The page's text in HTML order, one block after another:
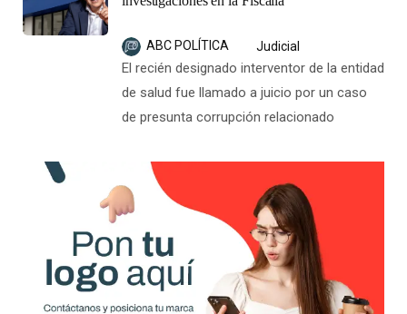
ABC POLÍTICA Judicial
El recién designado interventor de la entidad
de salud fue llamado a juicio por un caso
de presunta corrupción relacionado